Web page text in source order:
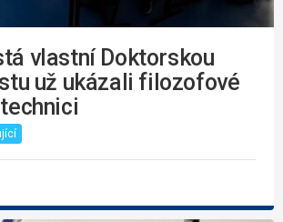
vlastní Doktorskou
už ukázali filozofové